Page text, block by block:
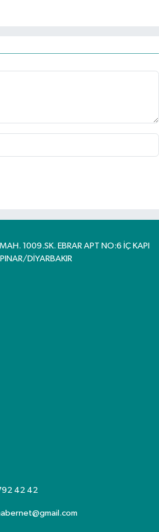
1009.SK. EBRAR APT NO:6 İÇ KAPI
DİYARBAKIR
42 42